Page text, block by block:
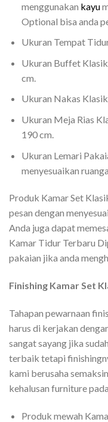
menggunakan kayu
Optional bisa anda
Ukuran Tempat
Ukuran Buffet
cm.
Ukuran Nakas
Ukuran Meja Rias
190 cm.
Ukuran Lemari
menyesuaikan
Produk Kamar Set
pesan dengan
Anda juga dapat
Kamar Tidur Terbaru
pakaian jika anda
Finishing Kamar Set
Tahapan pewarnaan
harus di kerjakan
sangat sayang jika
terbaik tetapi
kami berusaha
kehalusan furniture
Produk mewah